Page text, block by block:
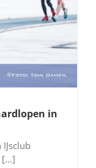
in